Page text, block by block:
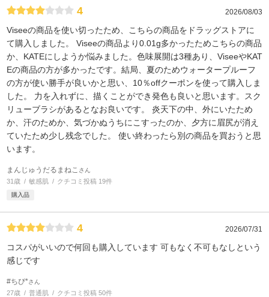
4 2026/08/03
Viseeの商品を使い切ったため、こちらの商品をドラッグストアに
て購入しました。 Viseeの商品より0.01g多かったためこちらの商品
か、KATEにしようか悩みました。色味展開は3種あり、ViseeやKAT
Eの商品の方が多かったです。結局、夏のためウォータープルーフ
の方が使い勝手が良いかと思い、10％offクーポンを使って購入しま
した。 力を入れずに、描くことができ発色も良いと思います。スク
リューブラシがあるとなお良いです。 炎天下の中、外にいたため
か、汗のためか、気づかぬうちにこすったのか、夕方に眉尻が消え
ていたため少し残念でした。 使い終わったら別の商品を買おうと思
います。
まんじゅうだるまねこ さん
31歳 敏感肌 クチコミ投稿 19件
購入品
4 2026/07/31
コスパがいいので何回も購入しています 可もなく不可もなしという
感じです
#ちぴ*さん
27歳 普通肌 クチコミ投稿 50件